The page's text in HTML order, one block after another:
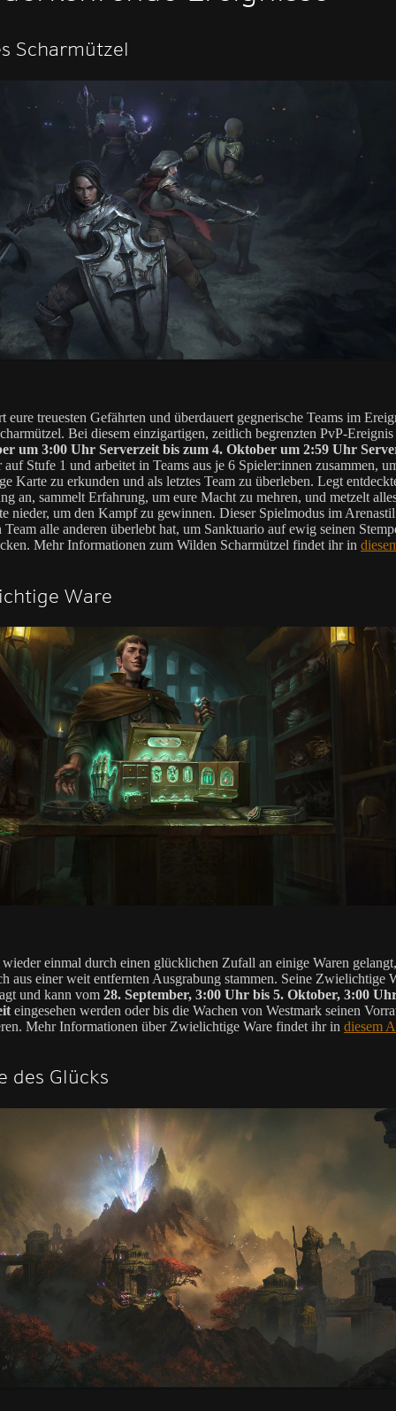
Scharmützel
eure treuesten Gefährten und überdauert gegnerische Teams im
Bei diesem einzigartigen, zeitlich begrenzten PvP-
um 3:00 Uhr Serverzeit bis zum 4. Oktober um 2:59 Uhr
auf Stufe 1 und arbeitet in Teams aus je 6 Spieler:innen zusammen,
Karte zu erkunden und als letztes Team zu überleben. Legt
an, sammelt Erfahrung, um eure Macht zu mehren, und metzelt
nieder, um den Kampf zu gewinnen. Dieser Spielmodus im
Team alle anderen überlebt hat, um Sanktuario auf ewig seinen
Mehr Informationen zum Wilden Scharmützel findet ihr in
Ware
einmal durch einen glücklichen Zufall an einige Waren
aus einer weit entfernten Ausgrabung stammen. Seine Zwielichtige
und kann vom 28. September, 3:00 Uhr bis 5. Oktober, 3:00
eingesehen werden oder bis die Wachen von Westmark seinen
Mehr Informationen über Zwielichtige Ware findet ihr in diesem
des Glücks